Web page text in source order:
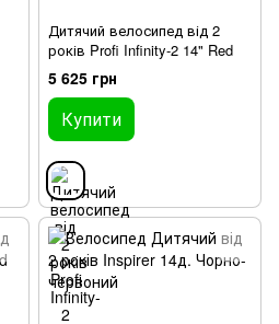
Дитячий велосипед від 2
років Profi Infinity-2 14" Red
5 625 грн
Купити